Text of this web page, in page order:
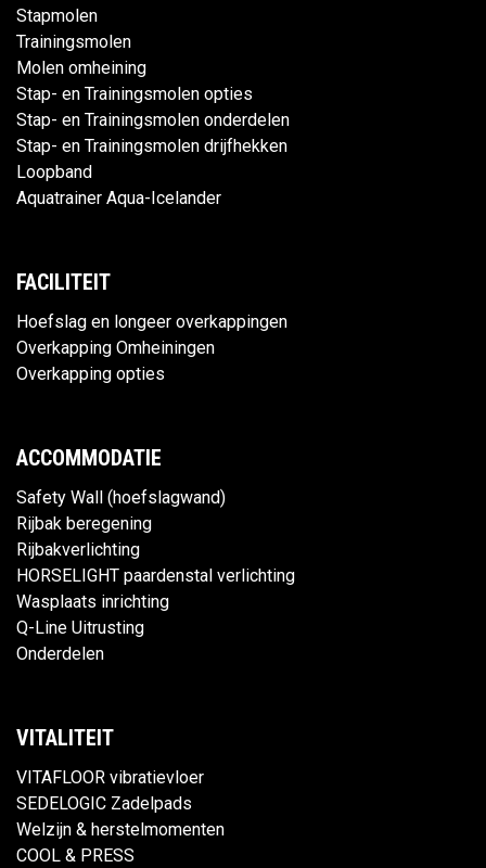
Stapmolen
Trainingsmolen
Molen omheining
Stap- en Trainingsmolen opties
Stap- en Trainingsmolen onderdelen
Stap- en Trainingsmolen drijfhekken
Loopband
Aquatrainer Aqua-Icelander
FACILITEIT
Hoefslag en longeer overkappingen
Overkapping Omheiningen
Overkapping opties
ACCOMMODATIE
Safety Wall (hoefslagwand)
Rijbak beregening
Rijbakverlichting
HORSELIGHT paardenstal verlichting
Wasplaats inrichting
Q-Line Uitrusting
Onderdelen
VITALITEIT
VITAFLOOR vibratievloer
SEDELOGIC Zadelpads
Welzijn & herstelmomenten
COOL & PRESS